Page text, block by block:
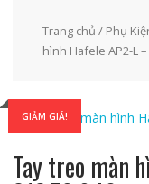
Trang chủ / Phụ
hình Hafele AP2-L –
GIẢM GIÁ!
Tay treo màn